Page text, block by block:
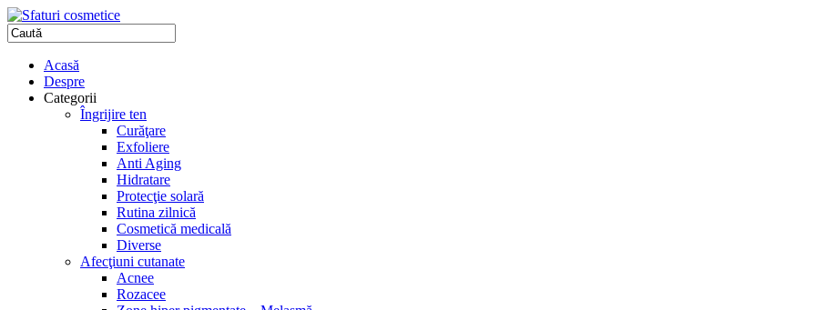
Acasă
Despre
Categorii
Îngrijire ten
Curăţare
Exfoliere
Anti Aging
Hidratare
Protecţie solară
Rutina zilnică
Cosmetică medicală
Diverse
Afecţiuni cutanate
Acnee
Rozacee